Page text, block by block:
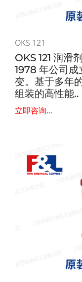
OKS 121
OKS 121 润滑
1978 年公司
变。基于多年
组装的高性能..
立即咨询...